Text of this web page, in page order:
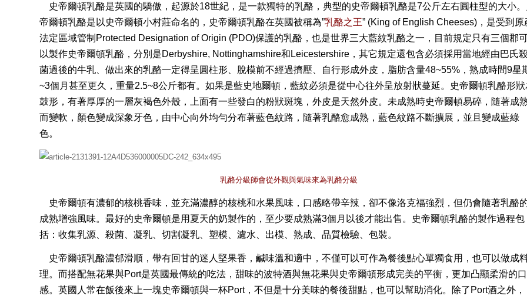
史帝爾頓乳酪是英國的驕傲，起源於18世紀，是一款獨特的乳酪，典型的史帝爾頓乳酪是7公斤左右圓柱型的大小。
帝爾頓乳酪是以史帝爾頓小村莊命名的，史帝爾頓乳酪在英國被稱為”乳酪之王” (King of English Cheeses) ，是受到 原
法定區域管制 Protected Designation of Origin (PDO)保護的乳酪，也是世界三大藍紋乳酪之一， 目前規定只有三個郡
以製作史帝爾頓乳酪，分別是Derbyshire, Nottinghamshire和 Leicestershire ，其它規定還包含必須採用當地經由巴氏
菌過後的牛乳、做出來的乳酪一定得呈圓柱形、脫模前不經過擠壓、自行形成外皮， 脂肪含量48~55% ，熟成時間9星
~3個月甚至更久，重量2.5~8公斤都有。如果是藍史地爾頓，藍紋必須是從中心往外呈放射狀蔓延。史帝爾頓乳酪形狀
鼓形，有著厚厚的一層灰褐色外殼，上面有一些發白的粉狀斑塊，外皮是天然外皮。未成熟時史帝爾頓易碎，隨著成
而變軟，顏色變成深象牙色，由中心向外均勻分布著藍色紋路，隨著乳酪愈成熟，藍色紋路不斷擴展，並且變成藍綠
色。
乳酪分級師會從外觀與氣味來為乳酪分級
史帝爾頓有濃郁的核桃香味，並充滿濃醇的核桃和水果風味，口感略帶辛辣，卻不像洛克福強烈，但仍會隨著乳酪
成熟增強風味。最好的史帝爾頓是用夏天的奶製作的，至少要成熟滿3個月以後才能出售。
史帝爾頓乳酪的製作過程包
括：收集乳源、殺菌、凝乳、切割凝乳、塑模、濾水、出模、熟成、品質檢驗、包裝。
史帝爾頓乳酪濃郁滑順，帶有回甘的迷人堅果香，鹹味溫和適中，不僅可以可作為餐後點心單獨食用，也可以做成
理。而搭配無花果與Port是英國最傳統的吃法，甜味的波特酒與無花果與史帝爾頓形成完美的平衡，更加凸顯柔滑的口
感。英國人常在飯後來上一塊史帝爾頓與一杯Port，不但是十分美味的餐後甜點，也可以幫助消化。除了 Port酒之外，